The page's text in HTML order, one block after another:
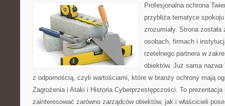
Profesjonalna ochrona
przybliża tematyce
zrozumiały. Strona
osobach, firmach i
rzetelnego partnera w
obiektów. Już sama nazwa
z odpornością, czyli wartościami, które w branży ochrony mają
Zagrożenia i Ataki i Historia Cyberprzestępczości. To
zainteresować zarówno zarządców obiektów, jak i właścicieli